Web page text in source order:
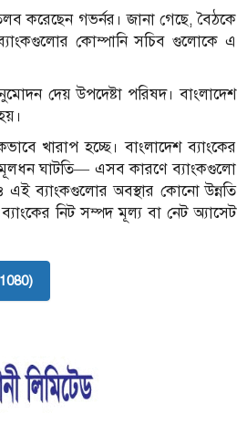
করেছেন গভর্নর। জানা গেছে, বৈঠকে
কোম্পানি সচিব গুলোকে এ
দেয় উপদেষ্টা পরিষদ। বাংলাদেশ
খারাপ হচ্ছে। বাংলাদেশ ব্যাংকের
মূলধন ঘাটতি— এসব কারণে ব্যাংকগুলো
এই ব্যাংকগুলোর অবস্থার কোনো উন্নতি
নিট সম্পদ মূল্য বা নেট অ্যাসেট